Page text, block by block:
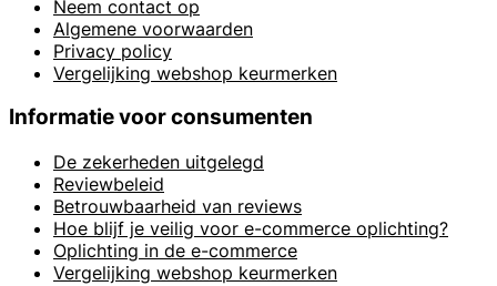
Neem contact op
Algemene voorwaarden
Privacy policy
Vergelijking webshop keurmerken
Informatie voor consumenten
De zekerheden uitgelegd
Reviewbeleid
Betrouwbaarheid van reviews
Hoe blijf je veilig voor e-commerce oplichting?
Oplichting in de e-commerce
Vergelijking webshop keurmerken